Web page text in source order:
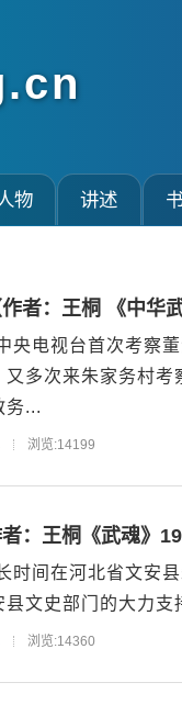
物 讲述
者：王桐 《中华
央电视台首次考察
又多次来朱家务村
务...
浏览:14199
：王桐《武魂》
时间在河北省文安
县文史部门的大力
浏览:14360